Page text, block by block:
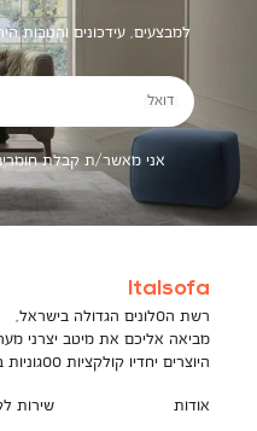
למבצעים, עידכונים והטבות
דואל
אני מאשר/ת קבלת
Italsofa
רשת הסלונים הגדולה בישראל,
מביאה אליכם את מיטב יצרני
היוצרים יחדיו קולקציות
אודות שירות